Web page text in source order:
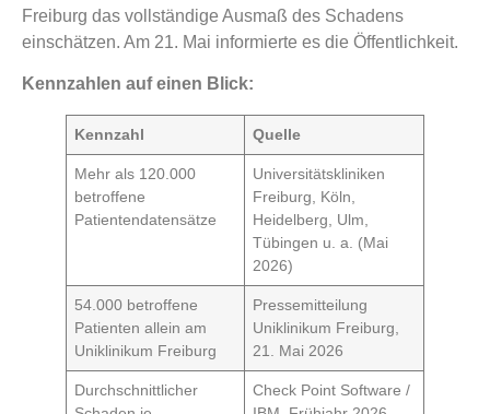
Freiburg das vollständige Ausmaß des Schadens
einschätzen. Am 21. Mai informierte es die Öffentlichkeit.
Kennzahlen auf einen Blick:
Kennzahl Quelle
Mehr als 120.000
betroffene
Patientendatensätze
Universitätskliniken
Freiburg, Köln,
Heidelberg, Ulm,
Tübingen u. a. (Mai
2026)
54.000 betroffene
Patienten allein am
Uniklinikum Freiburg
Pressemitteilung
Uniklinikum Freiburg,
21. Mai 2026
Durchschnittlicher
Check Point Software /